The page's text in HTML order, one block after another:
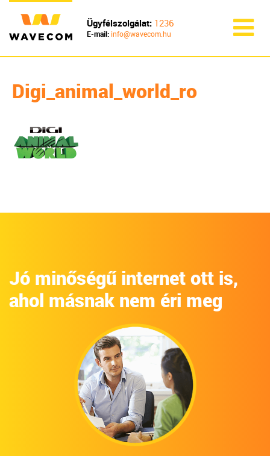
Ügyfélszolgálat: 1236
E-mail: info@wavecom.hu
Digi_animal_world_ro
Jó minőségű internet ott is,
ahol másnak nem éri meg